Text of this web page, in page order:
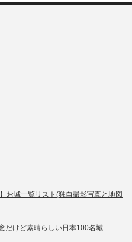
お城一覧リスト(独自撮影写真と地図
だけど素晴らしい日本100名城